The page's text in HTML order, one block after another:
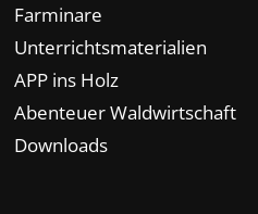
Farminare
Unterrichtsmaterialien
APP ins Holz
Abenteuer Waldwirtschaft
Downloads